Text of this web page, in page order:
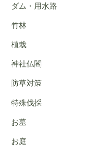
ダム・用水路
竹林
植栽
神社仏閣
防草対策
特殊伐採
お墓
お庭